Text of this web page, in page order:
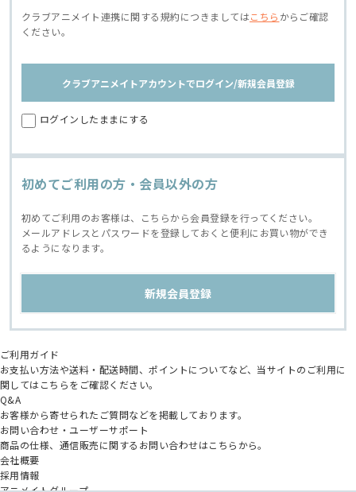
クラブアニメイト連携に関する規約につきましてはこちら からご確認
ください。
クラブアニメイトアカウントでログイン/新規会員登録
ログインしたままにする
初めてご利用の方・会員以外の方
初めてご利用のお客様は、こちらから会員登録を行ってください。
メールアドレスとパスワードを登録しておくと便利にお買い物ができ
るようになります。
ご利用ガイド
お支払い方法や送料・配送時間、ポイントについてなど、当サイトのご利用に
関してはこちらをご確認ください。
Q&A
お客様から寄せられたご質問などを掲載しております。
お問い合わせ・ユーザーサポート
商品の仕様、通信販売に関するお問い合わせはこちらから。
会社概要
採用情報